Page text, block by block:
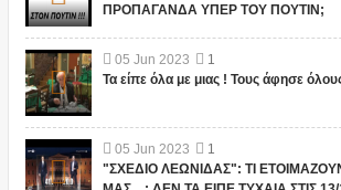
ΠΡΟΠΑΓΑΝΔΑ ΥΠΕΡ ΤΟΥ ΠΟΥΤΙΝ;
05 Jun 2023
1
Τα είπε όλα με μιας ! Τους άφησε
05 Jun 2023
1
"ΣΧΕΔΙΟ ΛΕΩΝΙΔΑΣ": ΤΙ